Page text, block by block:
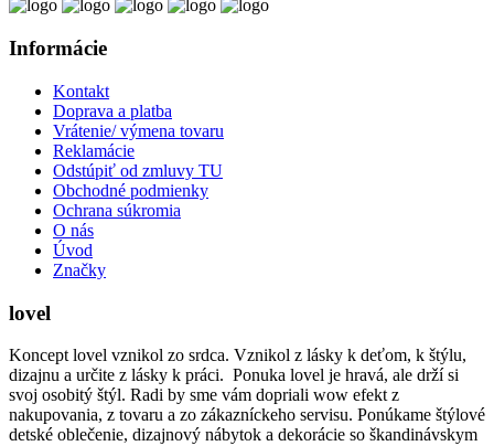
Informácie
Kontakt
Doprava a platba
Vrátenie/ výmena tovaru
Reklamácie
Odstúpiť od zmluvy TU
Obchodné podmienky
Ochrana súkromia
O nás
Úvod
Značky
lovel
Koncept lovel vznikol zo srdca. Vznikol z lásky k deťom, k štýlu,
dizajnu a určite z lásky k práci. Ponuka lovel je hravá, ale drží si
svoj osobitý štýl. Radi by sme vám dopriali wow efekt z
nakupovania, z tovaru a zo zákazníckeho servisu. Ponúkame štýlové
detské oblečenie, dizajnový nábytok a dekorácie so škandinávskym